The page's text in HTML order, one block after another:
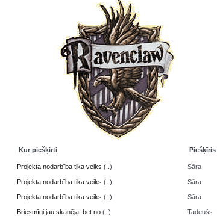
Kur piešķirti Piešķīris
Projekta nodarbība tika veiks (..) Sāra
Projekta nodarbība tika veiks (..) Sāra
Projekta nodarbība tika veiks (..) Sāra
Briesmīgi jau skanēja, bet no (..) Tadeušs